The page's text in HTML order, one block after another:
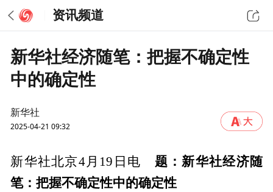
资讯频道
新华社经济随笔：把握不确定性
中的确定性
新华社
2025-04-21 09:32
新华社北京4月19日电 题：新华社经济随
笔：把握不确定性中的确定性